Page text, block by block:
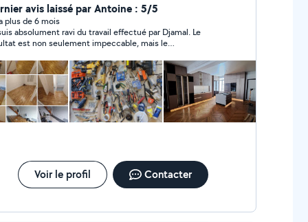
notamment montage de meuble en kit,
peinture, carrelage, ravalement etc. Je suis
au Merci
avis laissé par Antoine : 5/5
plus de 6 mois
absolument ravi du travail effectué par Djamal. Le
est non seulement impeccable, mais le
très agréable du début à la fin. Je recommande
leurs services à quiconque recherche un travail de
Voir le profil Contacter